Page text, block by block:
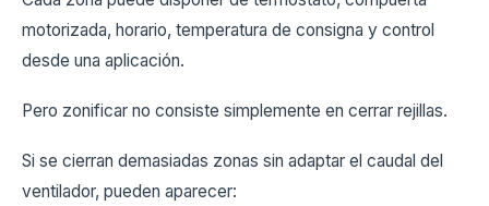
motorizada, horario, temperatura de consigna y control
desde una aplicación.
Pero zonificar no consiste simplemente en cerrar rejillas.
Si se cierran demasiadas zonas sin adaptar el caudal del
ventilador, pueden aparecer: